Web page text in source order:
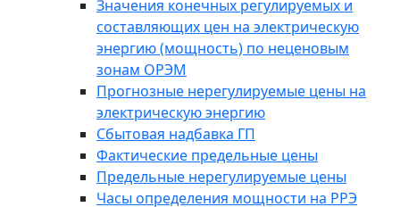
Значения конечных регулируемых и
составляющих цен на электрическую
энергию (мощность) по неценовым
зонам ОРЭМ
Прогнозные нерегулируемые цены на
электрическую энергию
Сбытовая надбавка ГП
Фактические предельные цены
Предельные нерегулируемые цены
Часы определения мощности на РРЭ